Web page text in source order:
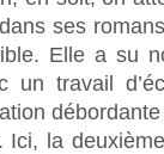
ses
Elle a su
un travail
Ici, la